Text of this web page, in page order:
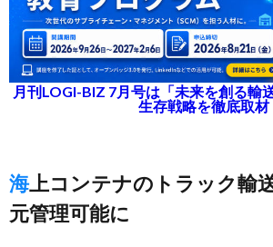
月刊LOGI-BIZ 7月号は「未来を創る輸
生存戦略を徹底取材
海上コンテナのトラック輸送データを一
元管理可能に